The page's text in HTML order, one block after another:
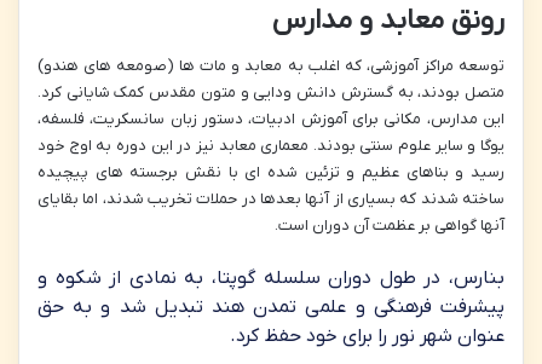
رونق معابد و مدارس
توسعه مراکز آموزشی، که اغلب به معابد و مات ها (صومعه های هندو)
متصل بودند، به گسترش دانش ودایی و متون مقدس کمک شایانی کرد.
این مدارس، مکانی برای آموزش ادبیات، دستور زبان سانسکریت، فلسفه،
یوگا و سایر علوم سنتی بودند. معماری معابد نیز در این دوره به اوج خود
رسید و بناهای عظیم و تزئین شده ای با نقش برجسته های پیچیده
ساخته شدند که بسیاری از آنها بعدها در حملات تخریب شدند، اما بقایای
آنها گواهی بر عظمت آن دوران است.
بنارس، در طول دوران سلسله گوپتا، به نمادی از شکوه و
پیشرفت فرهنگی و علمی تمدن هند تبدیل شد و به حق
عنوان شهر نور را برای خود حفظ کرد.